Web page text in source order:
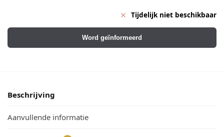
Tijdelijk niet beschikbaar
Word geïnformeerd
Beschrijving
Aanvullende informatie